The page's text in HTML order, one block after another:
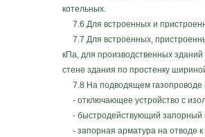
котельных.
7.6 Для встроенных и
7.7 Для встроенных,
кПа, для производственных
стене здания по простенку
7.8 На подводящем газопроводе
- отключающее устройство с
- быстродействующий запорный
- запорная арматура на отводе к